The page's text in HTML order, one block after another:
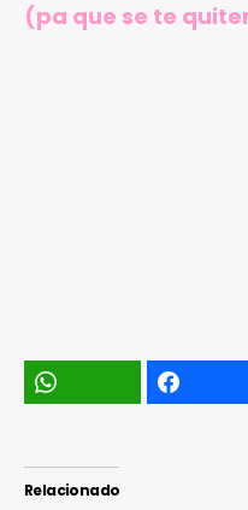
(pa que se te
Relacionado